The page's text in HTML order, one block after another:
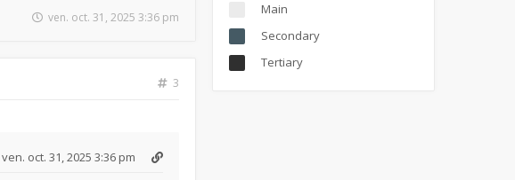
ven. oct. 31, 2025 3:36 pm
3
ven. oct. 31, 2025 3:36 pm
Main
Secondary
Tertiary